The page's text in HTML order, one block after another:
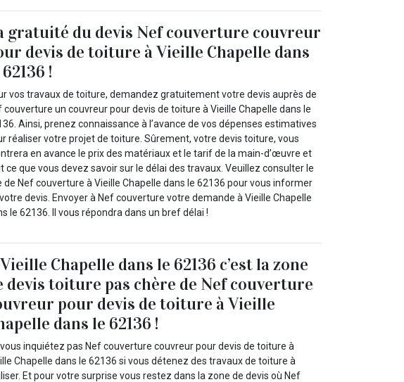
gratuité du devis Nef couverture couvreur
devis de toiture à Vieille Chapelle dans
!
vos travaux de toiture, demandez gratuitement votre devis auprès de
couverture un couvreur pour devis de toiture à Vieille Chapelle dans le
Ainsi, prenez connaissance à l’avance de vos dépenses estimatives
réaliser votre projet de toiture. Sûrement, votre devis toiture, vous
en avance le prix des matériaux et le tarif de la main-d’œuvre et
ce que vous devez savoir sur le délai des travaux. Veuillez consulter le
de Nef couverture à Vieille Chapelle dans le 62136 pour vous informer
devis. Envoyer à Nef couverture votre demande à Vieille Chapelle
le 62136. Il vous répondra dans un bref délai !
Chapelle dans le 62136 c’est la zone
devis toiture pas chère de Nef couverture
pour devis de toiture à Vieille
dans le 62136 !
vous inquiétez pas Nef couverture couvreur pour devis de toiture à
Chapelle dans le 62136 si vous détenez des travaux de toiture à
Et pour votre surprise vous restez dans la zone de devis où Nef